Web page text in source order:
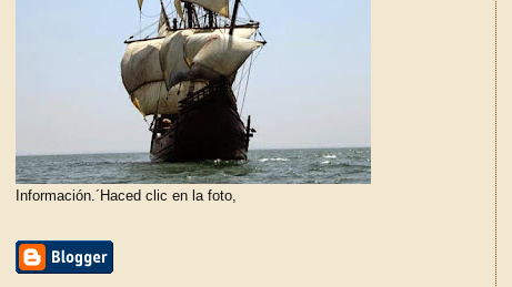
Información.´Haced clic en la foto,